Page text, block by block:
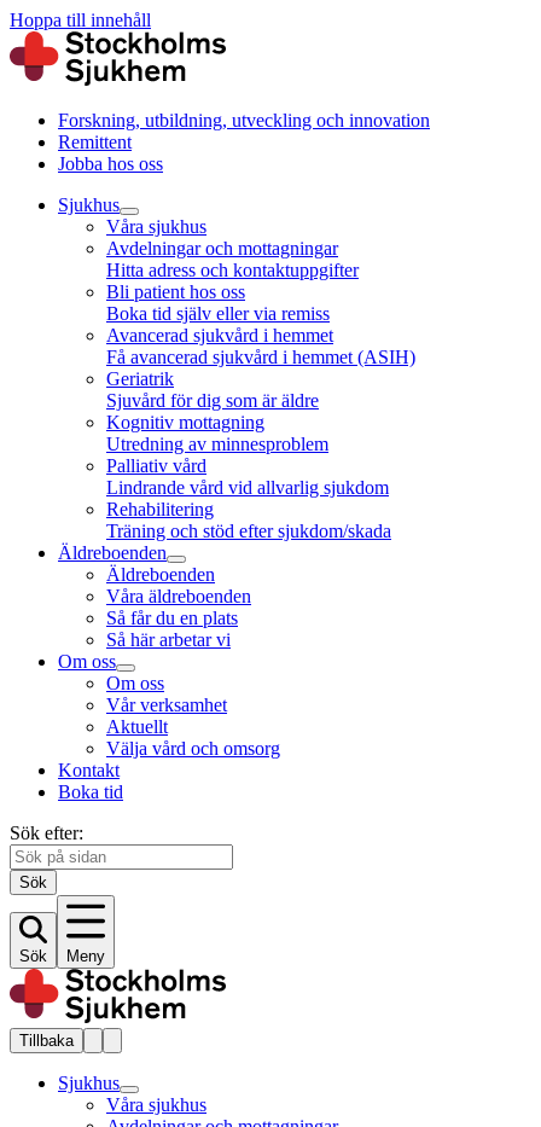
Hoppa till innehåll
Forskning, utbildning, utveckling och innovation
Remittent
Jobba hos oss
Sjukhus
Våra sjukhus
Avdelningar och mottagningar
Hitta adress och kontaktuppgifter
Bli patient hos oss
Boka tid själv eller via remiss
Avancerad sjukvård i hemmet
Få avancerad sjukvård i hemmet (ASIH)
Geriatrik
Sjuvård för dig som är äldre
Kognitiv mottagning
Utredning av minnesproblem
Palliativ vård
Lindrande vård vid allvarlig sjukdom
Rehabilitering
Träning och stöd efter sjukdom/skada
Äldreboenden
Äldreboenden
Våra äldreboenden
Så får du en plats
Så här arbetar vi
Om oss
Om oss
Vår verksamhet
Aktuellt
Välja vård och omsorg
Kontakt
Boka tid
Sök efter:
Sök
Sök Meny
Tillbaka
Sjukhus
Våra sjukhus